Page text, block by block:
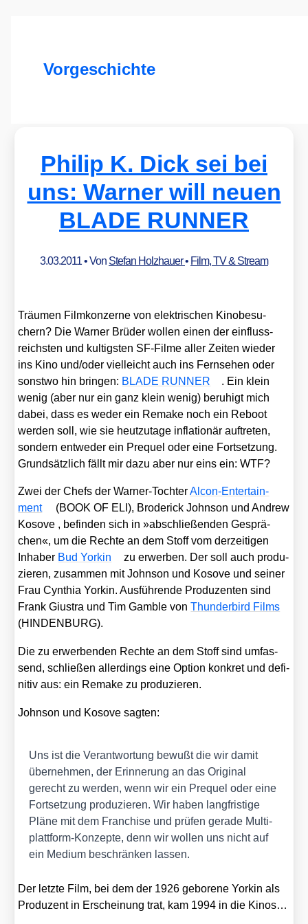
Vorgeschichte
Philip K. Dick sei bei
uns: Warner will neuen
BLADE RUNNER
3.03.2011• Von Stefan Holzhauer• Film, TV & Stream
Träu­men Film­kon­zer­ne von elek­tri­schen Kino­be­su­
chern? Die War­ner Brü­der wol­len einen der ein­fluss­
reichs­ten und kul­tigs­ten SF-Fil­me aller Zei­ten wie­der
ins Kino und/​oder viel­leicht auch ins Fern­se­hen oder
sonst­wo hin brin­gen: BLADE RUNNER
. Ein klein
wenig (aber nur ein ganz klein wenig) beru­higt mich
dabei, dass es weder ein Remake noch ein Reboot
wer­den soll, wie sie heut­zu­ta­ge infla­tio­när auf­tre­ten,
son­dern ent­we­der ein Pre­quel oder eine Fort­set­zung.
Grund­sätz­lich fällt mir dazu aber nur eins ein: WTF?
Zwei der Chefs der War­ner-Toch­terAlcon-Enter­tain­
ment
(BOOK OF ELI), Bro­de­rick John­son und Andrew
Koso­ve , befin­den sich in »abschlie­ßen­den Gesprä­
chen«, um die Rech­te an dem Stoff vom der­zei­ti­gen
Inha­ber Bud Yor­kin
zu erwer­ben. Der soll auch pro­du­
zie­ren, zusam­men mit John­son und Koso­ve und sei­ner
Frau Cyn­thia Yor­kin. Aus­füh­ren­de Pro­du­zen­ten sind
Frank Giu­s­tra und Tim Gam­ble vonThun­der­bird Films
(HINDENBURG).
Die zu erwer­ben­den Rech­te an dem Stoff sind umfas­
send, schlie­ßen aller­dings eine Opti­on kon­kret und defi­
ni­tiv aus: ein Remake zu pro­du­zie­ren.
John­son und Koso­ve sag­ten:
Uns ist die Ver­ant­wor­tung bewußt die wir damit
über­neh­men, der Erin­ne­rung an das Ori­gi­nal
gerecht zu wer­den, wenn wir ein Pre­quel oder eine
Fort­set­zung pro­du­zie­ren. Wir haben lang­fris­ti­ge
Plä­ne mit dem Fran­chise und prü­fen gera­de Mul­ti­
platt­form-Kon­zep­te, denn wir wol­len uns nicht auf
ein Medi­um beschrän­ken las­sen.
Der letz­te Film, bei dem der 1926 gebo­re­ne Yor­kin als
Pro­du­zent in Erschei­nung trat, kam 1994 in die Kinos…